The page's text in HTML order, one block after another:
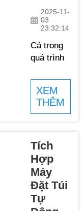
2025-11-
03
23:32:14
Cả trong
quá trình
không khí
quá sạch
và thông
quan trọng
để bảo vệ
chất
lượng sản
phẩm.
JCN, nhà
XEM
THÊM
Tích
Hợp
Máy
Đặt Túi
Tự